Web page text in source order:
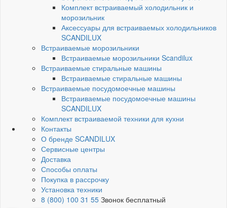
Комплект встраиваемый холодильник и
морозильник
Аксессуары для встраиваемых холодильников
SCANDILUX
Встраиваемые морозильники
Встраиваемые морозильники Scandilux
Встраиваемые стиральные машины
Встраиваемые стиральные машины
Встраиваемые посудомоечные машины
Встраиваемые посудомоечные машины
SCANDILUX
Комплект встраиваемой техники для кухни
Контакты
О бренде SCANDILUX
Сервисные центры
Доставка
Способы оплаты
Покупка в рассрочку
Установка техники
8 (800) 100 31 55 Звонок бесплатный